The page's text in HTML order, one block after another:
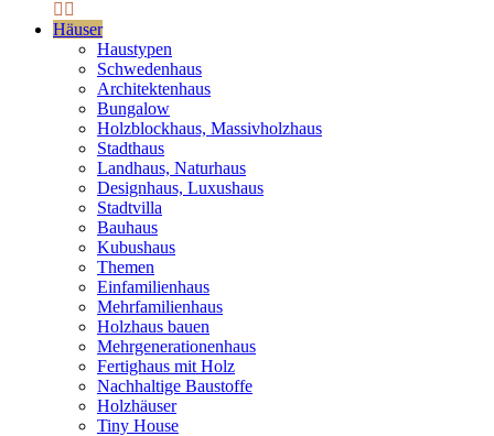
Häuser
Haustypen
Schwedenhaus
Architektenhaus
Bungalow
Holzblockhaus, Massivholzhaus
Stadthaus
Landhaus, Naturhaus
Designhaus, Luxushaus
Stadtvilla
Bauhaus
Kubushaus
Themen
Einfamilienhaus
Mehrfamilienhaus
Holzhaus bauen
Mehrgenerationenhaus
Fertighaus mit Holz
Nachhaltige Baustoffe
Holzhäuser
Tiny House